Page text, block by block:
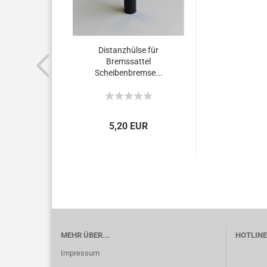
Distanzhülse für
Bremssattel
Scheibenbremse...
5,20 EUR
MEHR ÜBER...
Impressum